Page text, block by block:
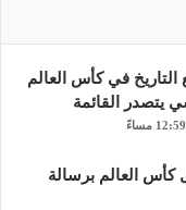
التاريخ في كأس العالم
كأس العالم برسالة